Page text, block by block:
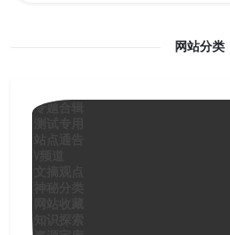
网站分类
专题合辑